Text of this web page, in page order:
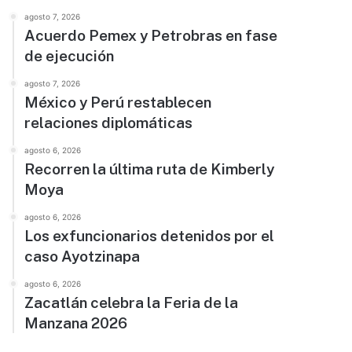
agosto 7, 2026
Acuerdo Pemex y Petrobras en fase
de ejecución
agosto 7, 2026
México y Perú restablecen
relaciones diplomáticas
agosto 6, 2026
Recorren la última ruta de Kimberly
Moya
agosto 6, 2026
Los exfuncionarios detenidos por el
caso Ayotzinapa
agosto 6, 2026
Zacatlán celebra la Feria de la
Manzana 2026